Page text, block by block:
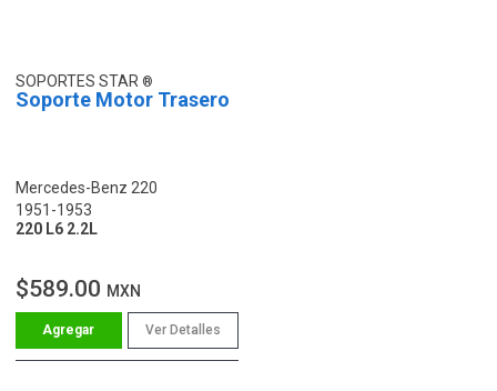
SOPORTES STAR
Soporte Motor Trasero
Mercedes-Benz 220
1951-1953
220 L6 2.2L
$589.00 MXN
Ver Detalles